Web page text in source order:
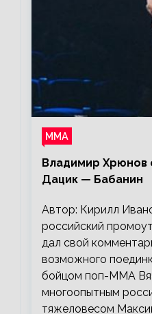
ММА
Владимир Хрюнов
Дацик — Бабанин
Автор: Кирилл
российский
дал свой
возможного
бойцом поп-ММА
многоопытным
тяжеловесом